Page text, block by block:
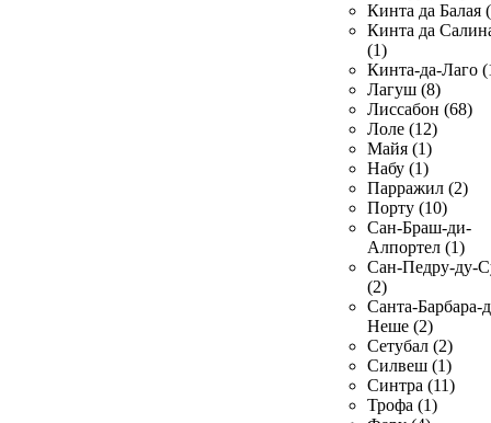
Кинта да Балая
Кинта да
(1)
Кинта-да-Лаго
Лагуш (8)
Лиссабон (68)
Лоле (12)
Майя (1)
Набу (1)
Парражил (2)
Порту (10)
Сан-Браш-ди-
Алпортел (1)
Сан-Педру-ду-
(2)
Санта-Барбара-
Неше (2)
Сетубал (2)
Силвеш (1)
Синтра (11)
Трофа (1)